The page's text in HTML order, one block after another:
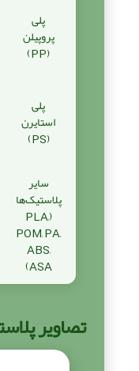
پلی
پروپیلن
(PP)
پلی
استایرن
(PS)
سایر
پلاستیک‌ها
(PLA,
POM, PA,
ABS,
ASA)
تصاویر